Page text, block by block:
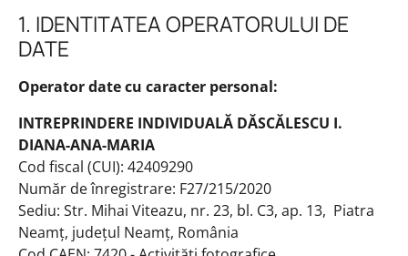
1. IDENTITATEA OPERATORULUI DE
DATE
Operator date cu caracter personal:
INTREPRINDERE INDIVIDUALĂ DĂSCĂLESCU I.
DIANA-ANA-MARIA
Cod fiscal (CUI): 42409290
Număr de înregistrare: F27/215/2020
Sediu: Str. Mihai Viteazu, nr. 23, bl. C3, ap. 13, Piatra
Neamț, județul Neamț, România